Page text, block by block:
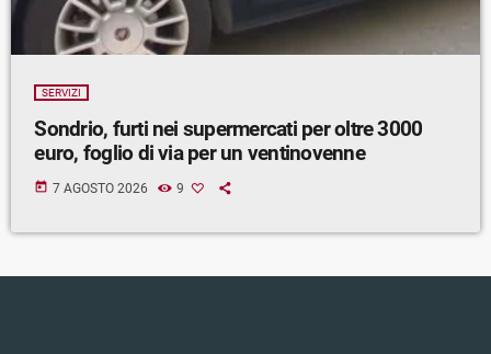
SERVIZI
Sondrio, furti nei supermercati per oltre 3000
euro, foglio di via per un ventinovenne
today 7 AGOSTO 2026 9